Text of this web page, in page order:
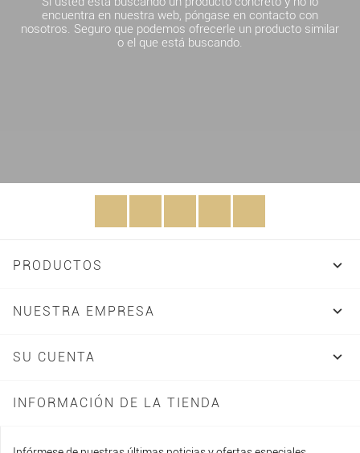
encuentra en nuestra web, póngase en contacto con
nosotros. Seguro que podemos ofrecerle un producto similar
o el que está buscando.
PRODUCTOS 
NUESTRA EMPRESA 
SU CUENTA 
INFORMACIÓN DE LA TIENDA